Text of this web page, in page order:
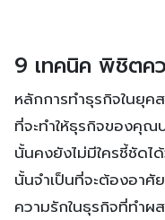
9 เทคนิค พิชิตคว
หลักการทำธุรกิจในยุค
ที่จะทำให้ธุรกิจของคุณ
นั้นคงยังไม่มีใครชี้ชัดไ
นั้นจำเป็นที่จะต้องอาศั
ความรักในธุรกิจที่ทำ